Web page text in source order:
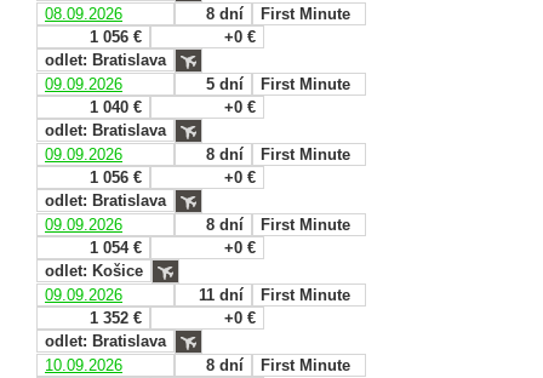
08.09.2026
8 dní
First Minute
1 056 €
+0 €
odlet: Bratislava
09.09.2026
5 dní
First Minute
1 040 €
+0 €
odlet: Bratislava
09.09.2026
8 dní
First Minute
1 056 €
+0 €
odlet: Bratislava
09.09.2026
8 dní
First Minute
1 054 €
+0 €
odlet: Košice
09.09.2026
11 dní
First Minute
1 352 €
+0 €
odlet: Bratislava
10.09.2026
8 dní
First Minute